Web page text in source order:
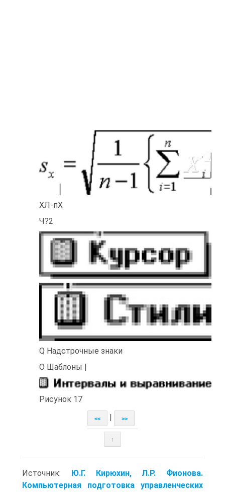
ХЛ-пХ
Ч?2
Q Надстрочные знаки
О Шаблоны |
Рисунок 17
<< >>
↑
Источник: Ю.Г. Кирюхин, Л.Р. Фионова.
Компьютерная подготовка управленческих